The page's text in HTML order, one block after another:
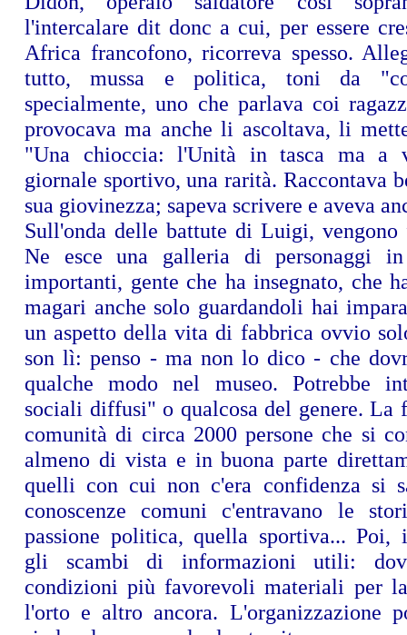
l'intercalare dit donc a cui, per essere
Africa francofono, ricorreva spesso.
tutto, mussa e politica, toni da
specialmente, uno che parlava coi
provocava ma anche li ascoltava, li
"Una chioccia: l'Unità in tasca ma a
giornale sportivo, una rarità. Raccontava
sua giovinezza; sapeva scrivere e aveva
Sull'onda delle battute di Luigi,
Ne esce una galleria di personaggi
importanti, gente che ha insegnato, che
magari anche solo guardandoli hai
un aspetto della vita di fabbrica ovvio
son lì: penso - ma non lo dico - che
qualche modo nel museo. Potrebbe
sociali diffusi" o qualcosa del genere. La
comunità di circa 2000 persone che si
almeno di vista e in buona parte
quelli con cui non c'era confidenza si
conoscenze comuni c'entravano le
passione politica, quella sportiva... Poi,
gli scambi di informazioni utili:
condizioni più favorevoli materiali per
l'orto e altro ancora. L'organizzazione